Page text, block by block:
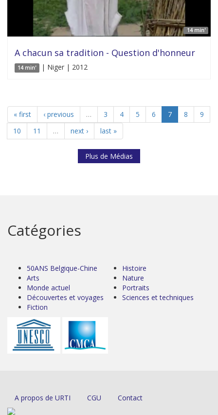
14 min'
A chacun sa tradition - Question d'honneur
14 min' | Niger | 2012
« first ‹ previous … 3 4 5 6 7 8
9
10
11 … next › last »
Plus de Médias
Catégories
50ANS Belgique-Chine
Arts
Monde actuel
Découvertes et voyages
Fiction
Histoire
Nature
Portraits
Sciences et techniques
A propos de URTI CGU Contact